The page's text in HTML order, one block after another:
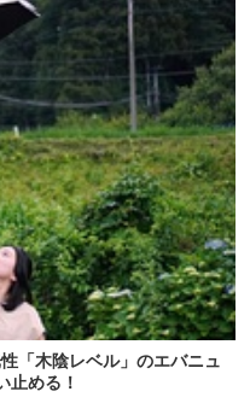
「木陰レベル」のエバニュ
止める！